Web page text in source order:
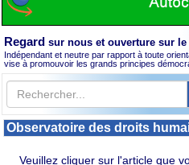
Regard sur nous et ouverture sur
Indépendant et neutre par rapport à toute
vise à promouvoir les grands principes
Observatoire des droits
Veuillez cliquer sur l'article que